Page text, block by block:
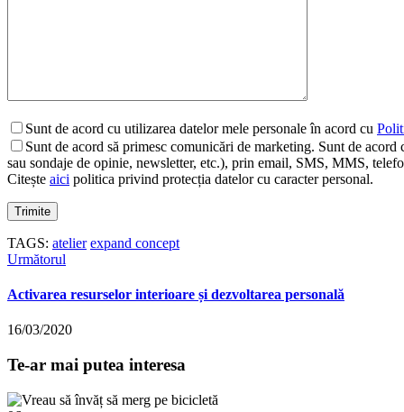
Sunt de acord cu utilizarea datelor mele personale în acord cu
Sunt de acord să primesc comunicări de marketing. Sunt de
sau sondaje de opinie, newsletter, etc.), prin email, SMS, MMS,
Citește aici politica privind protecția datelor cu caracter personal.
TAGS: atelier expand concept
Următorul
Activarea resurselor interioare și dezvoltarea personală
16/03/2020
Te-ar mai putea interesa